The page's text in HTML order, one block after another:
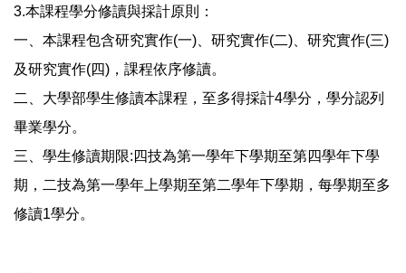
3.本課程學分修讀與採計原則：
一、本課程包含研究實作(一)、研究實作(二)、研究實作(三)
及研究實作(四)，課程依序修讀。
二、大學部學生修讀本課程，至多得採計4學分，學分認列
畢業學分。
三、學生修讀期限:四技為第一學年下學期至第四學年下學
期，二技為第一學年上學期至第二學年下學期，每學期至多
修讀1學分。